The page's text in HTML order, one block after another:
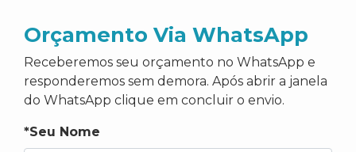
Orçamento Via WhatsApp
Receberemos seu orçamento no WhatsApp e
responderemos sem demora. Após abrir a janela
do WhatsApp clique em concluir o envio.
*Seu Nome